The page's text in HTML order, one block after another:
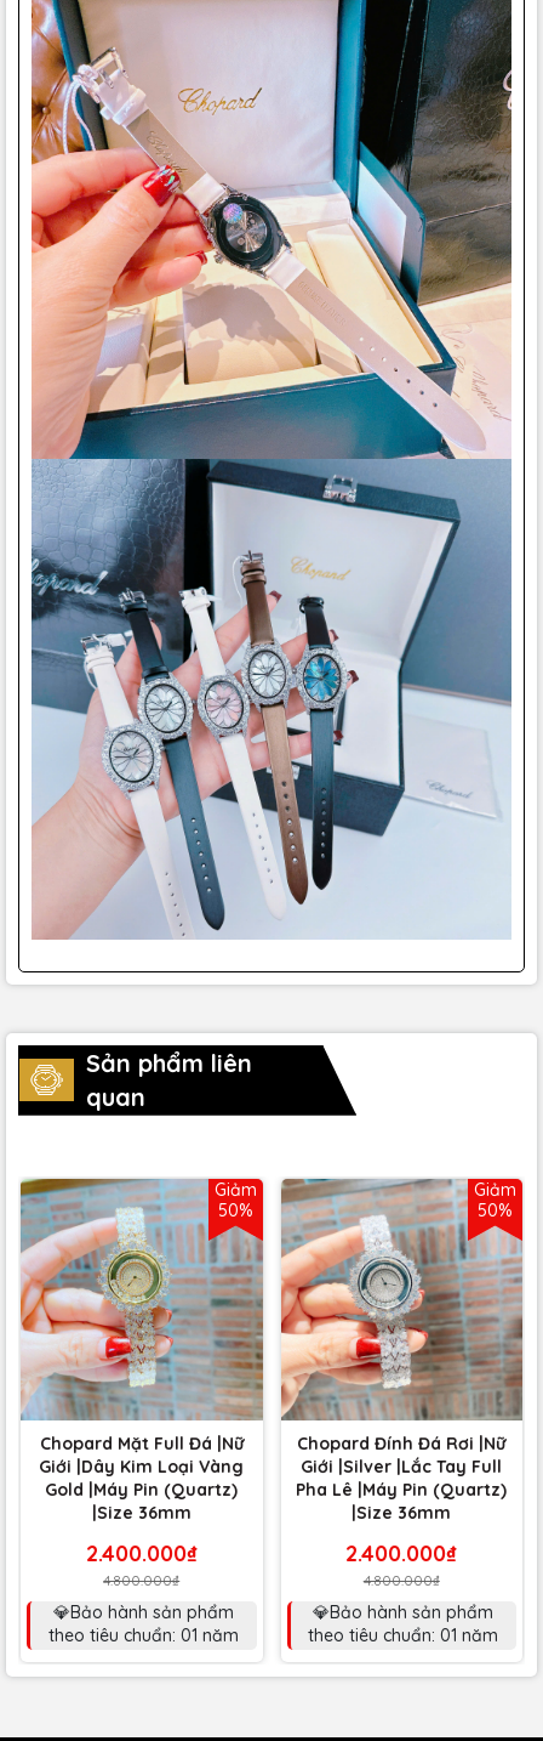
Sản phẩm liên
quan
Giảm
50%
Chopard Mặt Full Đá |Nữ
Giới |Dây Kim Loại Vàng
Gold |Máy Pin (Quartz)
|Size 36mm
2.400.000₫
4.800.000₫
💎Bảo hành sản phẩm
theo tiêu chuẩn: 01 năm
Giảm
50%
Chopard Đính Đá Rơi |Nữ
Giới |Silver |Lắc Tay Full
Pha Lê |Máy Pin (Quartz)
|Size 36mm
2.400.000₫
4.800.000₫
💎Bảo hành sản phẩm
theo tiêu chuẩn: 01 năm